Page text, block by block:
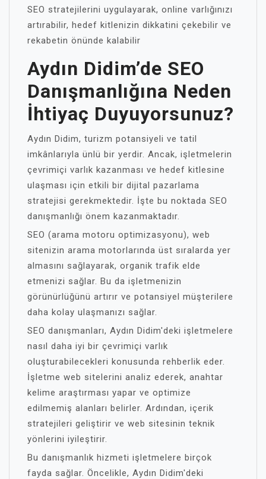
SEO stratejilerini uygulayarak, online varlığınızı
artırabilir, hedef kitlenizin dikkatini çekebilir ve
rekabetin önünde kalabilir
Aydın Didim’de SEO
Danışmanlığına Neden
İhtiyaç Duyuyorsunuz?
Aydın Didim, turizm potansiyeli ve tatil
imkânlarıyla ünlü bir yerdir. Ancak, işletmelerin
çevrimiçi varlık kazanması ve hedef kitlesine
ulaşması için etkili bir dijital pazarlama
stratejisi gerekmektedir. İşte bu noktada SEO
danışmanlığı önem kazanmaktadır.
SEO (arama motoru optimizasyonu), web
sitenizin arama motorlarında üst sıralarda yer
almasını sağlayarak, organik trafik elde
etmenizi sağlar. Bu da işletmenizin
görünürlüğünü artırır ve potansiyel müşterilere
daha kolay ulaşmanızı sağlar.
SEO danışmanları, Aydın Didim'deki işletmelere
nasıl daha iyi bir çevrimiçi varlık
oluşturabilecekleri konusunda rehberlik eder.
İşletme web sitelerini analiz ederek, anahtar
kelime araştırması yapar ve optimize
edilmemiş alanları belirler. Ardından, içerik
stratejileri geliştirir ve web sitesinin teknik
yönlerini iyileştirir.
Bu danışmanlık hizmeti işletmelere birçok
fayda sağlar. Öncelikle, Aydın Didim'deki